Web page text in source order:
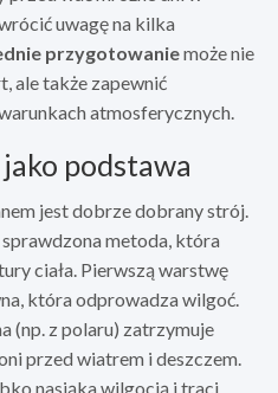
uwagę na kilka
przygotowaniemoże nie
ale także zapewnić
atmosferycznych.
podstawa
jest dobrze dobrany strój.
metoda, która
ciała. Pierwszą warstwę
która odprowadza wilgoć.
(np. z polaru) zatrzymuje
przed wiatrem i deszczem.
nasiąka wilgocią i traci